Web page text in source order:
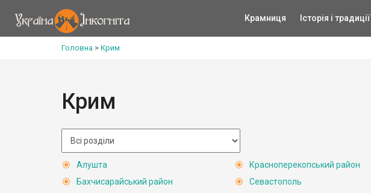
Крамниця Історія і традиції
Головна > Крим
Крим
Алушта
Бахчисарайський район
Красноперекопський район
Севастополь